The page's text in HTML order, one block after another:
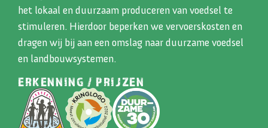
het lokaal en duurzaam produceren van voedsel te
stimuleren. Hierdoor beperken we vervoerskosten en
dragen wij bij aan een omslag naar duurzame voedsel
en landbouwsystemen.
ERKENNING / PRIJZEN